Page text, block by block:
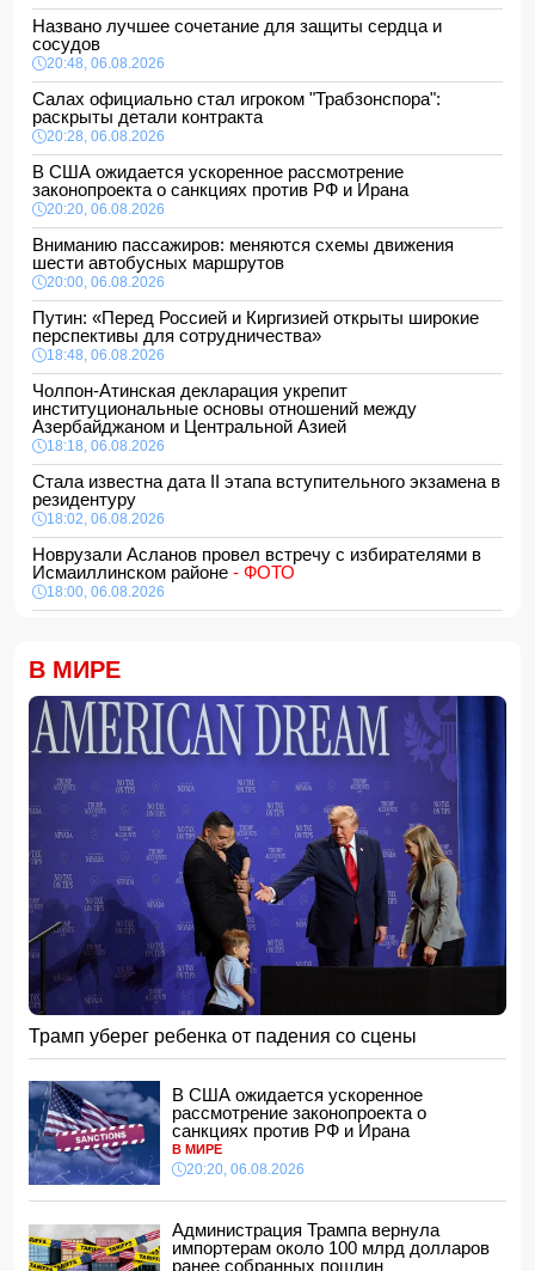
Названо лучшее сочетание для защиты сердца и
сосудов
20:48, 06.08.2026
Салах официально стал игроком "Трабзонспора":
раскрыты детали контракта
20:28, 06.08.2026
В США ожидается ускоренное рассмотрение
законопроекта о санкциях против РФ и Ирана
20:20, 06.08.2026
Вниманию пассажиров: меняются схемы движения
шести автобусных маршрутов
20:00, 06.08.2026
Путин: «Перед Россией и Киргизией открыты широкие
перспективы для сотрудничества»
18:48, 06.08.2026
Чолпон-Атинская декларация укрепит
институциональные основы отношений между
Азербайджаном и Центральной Азией
18:18, 06.08.2026
Стала известна дата II этапа вступительного экзамена в
резидентуру
18:02, 06.08.2026
Новрузали Асланов провел встречу с избирателями в
Исмаиллинском районе - ФОТО
18:00, 06.08.2026
16:48, 06.08.2026
Джейхун Байрамов и Андрей Сибига проводят встречу в
Киеве
16:28, 06.08.2026
Гави покрасил волосы в розовый цвет в честь победы
Испании на ЧМ-2026
16:16, 06.08.2026
США сняли санкции с авиакомпании, обвинявшейся в
перевозке оружия для КСИР
16:00, 06.08.2026
Администрация Трампа вернула импортерам около 100
млрд долларов ранее собранных пошлин
15:48, 06.08.2026
В Японии заявили о запуске КНДР баллистической
ракеты
15:28, 06.08.2026
За месяц пограничники задержали 330 разыскиваемых
лиц
15:08, 06.08.2026
Конфликт из-за бабушки: в Шамахинском районе пастух
избил жену
15:00, 06.08.2026
на Венере
14:48, 06.08.2026
В МИРЕ
Трамп уберег ребенка от падения со сцены
В США ожидается ускоренное
рассмотрение законопроекта о
санкциях против РФ и Ирана
В МИРЕ
20:20, 06.08.2026
Администрация Трампа вернула
импортерам около 100 млрд долларов
ранее собранных пошлин